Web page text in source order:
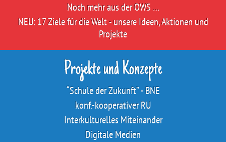
Noch mehr aus der OWS …
NEU: 17 Ziele für die Welt - unsere Ideen, Aktionen und
Projekte
Projekte und Konzepte
“Schule der Zukunft” - BNE
konf.-kooperativer RU
Interkulturelles Miteinander
Digitale Medien